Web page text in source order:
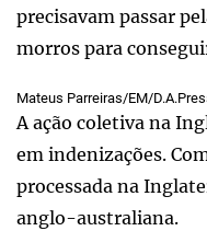
precisavam passar
morros para
Mateus Parreiras/EM/
A ação coletiva na
em indenizações.
processada na
anglo-australiana.